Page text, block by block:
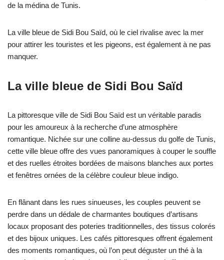
de la médina de Tunis.
La ville bleue de Sidi Bou Saïd, où le ciel rivalise avec la mer
pour attirer les touristes et les pigeons, est également à ne pas
manquer.
La ville bleue de Sidi Bou Saïd
La pittoresque ville de Sidi Bou Saïd est un véritable paradis
pour les amoureux à la recherche d’une atmosphère
romantique. Nichée sur une colline au-dessus du golfe de Tunis,
cette ville bleue offre des vues panoramiques à couper le souffle
et des ruelles étroites bordées de maisons blanches aux portes
et fenêtres ornées de la célèbre couleur bleue indigo.
En flânant dans les rues sinueuses, les couples peuvent se
perdre dans un dédale de charmantes boutiques d’artisans
locaux proposant des poteries traditionnelles, des tissus colorés
et des bijoux uniques. Les cafés pittoresques offrent également
des moments romantiques, où l’on peut déguster un thé à la